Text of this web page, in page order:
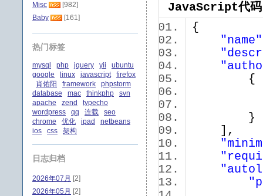
JavaScript代码
{
"name"
],
Misc
[982]
Baby
[161]
热门标签
mysql php jquery yii
ubuntu
google
linux javascript
firefox
肖佑阳
framework
phpstorm
database
mac thinkphp
svn
apache
zend
typecho
wordpress
qq 连载
seo
chrome
优化 ipad
netbeans
ios
css 架构
日志归档
2026年07月 [2]
2026年05月 [2]